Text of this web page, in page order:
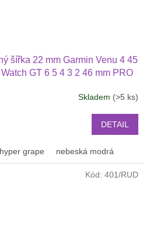
šířka 22 mm Garmin Venu 4 45
GT 6 5 4 3 2 46 mm PRO
Skladem (>5 ks)
DETAIL
hyper grape nebeská modrá
Kód: 401/RUD